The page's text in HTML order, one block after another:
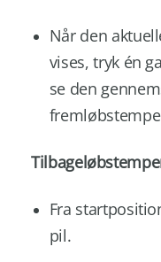
Når den
vises, tryk én
se den
Fra
pil.